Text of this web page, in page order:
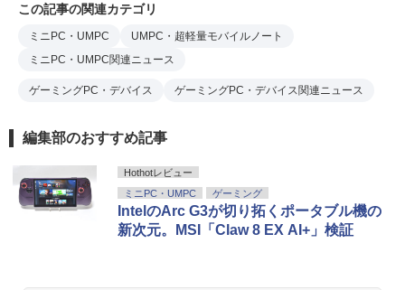
この記事の関連カテゴリ
ミニPC・UMPC
UMPC・超軽量モバイルノート
ミニPC・UMPC関連ニュース
ゲーミングPC・デバイス ゲーミングPC・デバイス関連ニュース
編集部のおすすめ記事
Hothotレビュー
ミニPC・UMPC
ゲーミング
IntelのArc G3が切り拓くポータブル機の
新次元。MSI「Claw 8 EX AI+」検証